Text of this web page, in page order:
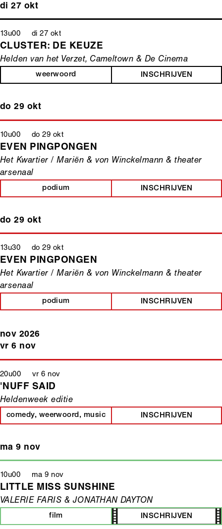
di 27 okt
13u00 di 27 okt
CLUSTER: DE KEUZE
Helden van het Verzet, Cameltown & De Cinema
weerwoord INSCHRIJVEN
do 29 okt
10u00 do 29 okt
EVEN PINGPONGEN
Het Kwartier / Mariën & von Winckelmann & theater
arsenaal
podium INSCHRIJVEN
do 29 okt
13u30 do 29 okt
EVEN PINGPONGEN
Het Kwartier / Mariën & von Winckelmann & theater
arsenaal
podium INSCHRIJVEN
nov 2026
vr 6 nov
20u00 vr 6 nov
'NUFF SAID
Heldenweek editie
comedy, weerwoord, music INSCHRIJVEN
ma 9 nov
10u00 ma 9 nov
LITTLE MISS SUNSHINE
VALERIE FARIS & JONATHAN DAYTON
film INSCHRIJVEN